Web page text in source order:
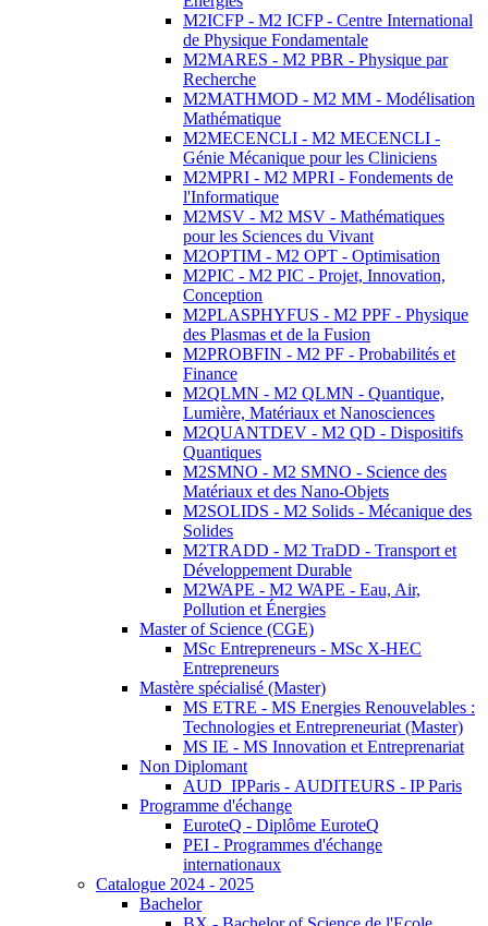
M2ICFP - M2 ICFP - Centre International
de Physique Fondamentale
M2MARES - M2 PBR - Physique par
Recherche
M2MATHMOD - M2 MM - Modélisation
Mathématique
M2MECENCLI - M2 MECENCLI -
Génie Mécanique pour les Cliniciens
M2MPRI - M2 MPRI - Fondements de
l'Informatique
M2MSV - M2 MSV - Mathématiques
pour les Sciences du Vivant
M2OPTIM - M2 OPT - Optimisation
M2PIC - M2 PIC - Projet, Innovation,
Conception
M2PLASPHYFUS - M2 PPF - Physique
des Plasmas et de la Fusion
M2PROBFIN - M2 PF - Probabilités et
Finance
M2QLMN - M2 QLMN - Quantique,
Lumière, Matériaux et Nanosciences
M2QUANTDEV - M2 QD - Dispositifs
Quantiques
M2SMNO - M2 SMNO - Science des
Matériaux et des Nano-Objets
M2SOLIDS - M2 Solids - Mécanique des
Solides
M2TRADD - M2 TraDD - Transport et
Développement Durable
M2WAPE - M2 WAPE - Eau, Air,
Pollution et Énergies
Master of Science (CGE)
MSc Entrepreneurs - MSc X-HEC
Entrepreneurs
Mastère spécialisé (Master)
MS ETRE - MS Energies Renouvelables :
Technologies et Entrepreneuriat (Master)
MS IE - MS Innovation et Entreprenariat
Non Diplomant
AUD_IPParis - AUDITEURS - IP Paris
Programme d'échange
EuroteQ - Diplôme EuroteQ
PEI - Programmes d'échange
internationaux
Catalogue 2024 - 2025
Bachelor